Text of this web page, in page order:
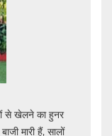
से खेलने का हुनर
मारी हैं, सालों